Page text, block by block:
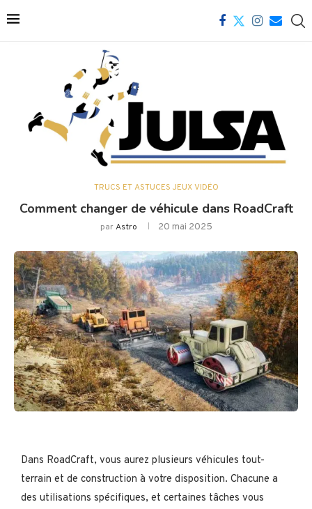
TRUCS ET ASTUCES JEUX VIDÉO
Comment changer de véhicule dans RoadCraft
parAstro 20 mai 2025
Dans RoadCraft, vous aurez plusieurs véhicules tout-
terrain et de construction à votre disposition. Chacune a
des utilisations spécifiques, et certaines tâches vous